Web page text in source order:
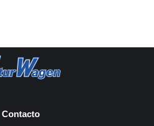
Contacto